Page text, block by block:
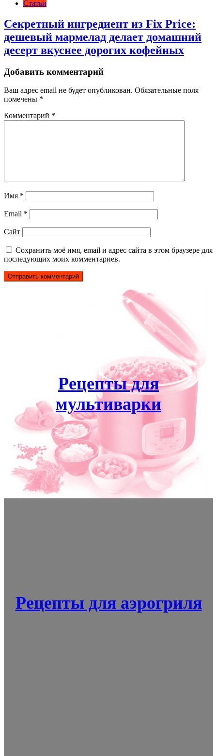
Статьи
Секретный ингредиент из Fix Price:
дешевый мармелад делает домашний
десерт вкуснее дорогих кофейных
Добавить комментарий
Ваш адрес email не будет опубликован. Обязательные поля
помечены *
Комментарий *
Имя *
Email *
Сайт
Сохранить моё имя, email и адрес сайта в этом браузере для
последующих моих комментариев.
Рецепты для
мультиварки
Рецепты для аэрогриля